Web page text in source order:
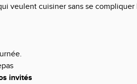
veulent cuisiner sans se compliquer
invités